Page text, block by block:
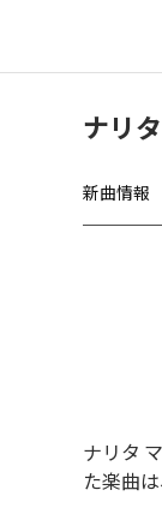
ナリ
新曲情報
ナリタ
た楽曲